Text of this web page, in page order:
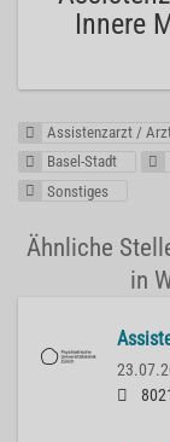
Innere
Assistenzarzt /
Basel-Stadt
Sonstiges
Ähnliche
in